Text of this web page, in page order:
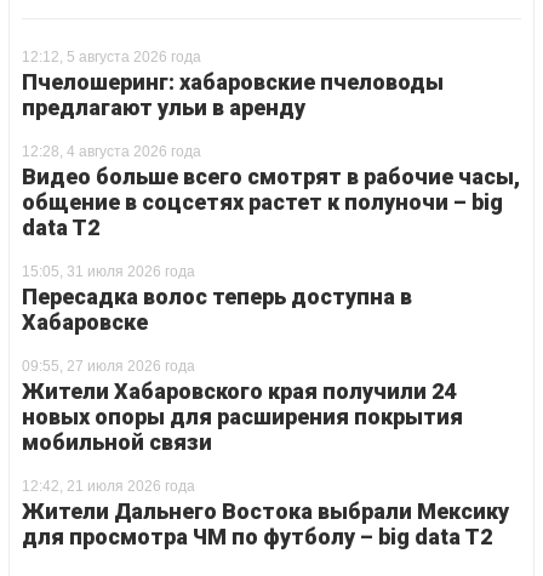
12:12, 5 августа 2026 года
Пчелошеринг: хабаровские пчеловоды
предлагают ульи в аренду
12:28, 4 августа 2026 года
Видео больше всего смотрят в рабочие часы,
общение в соцсетях растет к полуночи – big
data T2
15:05, 31 июля 2026 года
Пересадка волос теперь доступна в
Хабаровске
09:55, 27 июля 2026 года
Жители Хабаровского края получили 24
новых опоры для расширения покрытия
мобильной связи
12:42, 21 июля 2026 года
Жители Дальнего Востока выбрали Мексику
для просмотра ЧМ по футболу – big data T2